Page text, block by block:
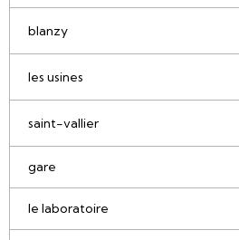
blanzy
les usines
saint-vallier
gare
le laboratoire